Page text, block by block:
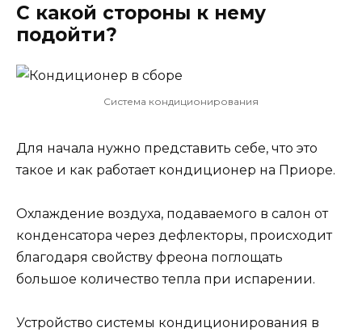
С какой стороны к нему
подойти?
Система кондиционирования
Для начала нужно представить себе, что это
такое и как работает кондиционер на Приоре.
Охлаждение воздуха, подаваемого в салон от
конденсатора через дефлекторы, происходит
благодаря свойству фреона поглощать
большое количество тепла при испарении.
Устройство системы кондиционирования в